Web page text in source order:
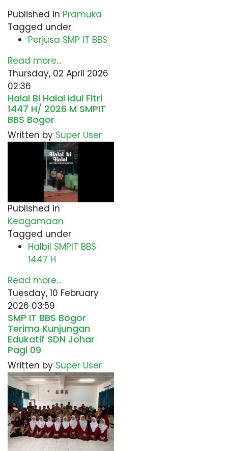
Published in Pramuka
Tagged under
Perjusa SMP IT BBS
Read more...
Thursday, 02 April 2026
02:36
Halal Bi Halal Idul Fitri
1447 H/ 2026 M SMPIT
BBS Bogor
Written by Super User
Published in
Keagamaan
Tagged under
Halbil SMPIT BBS
1447 H
Read more...
Tuesday, 10 February
2026 03:59
SMP IT BBS Bogor
Terima Kunjungan
Edukatif SDN Johar
Pagi 09
Written by Super User